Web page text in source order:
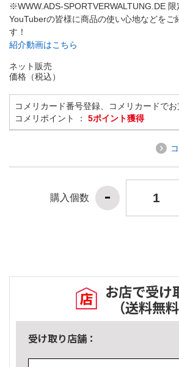
※WWW.ADS-SPORTVERWALTUNG.DE 限
YouTuberの皆様に商品の使い心地などをご
す！
紹介動画はこちら
ネット販売
価格（税込）
コメリカード番号登録、コメリカードで
コメリポイント ： 5ポイント獲得
購入個数
お店で受け
（送料無料
受け取り店舗：